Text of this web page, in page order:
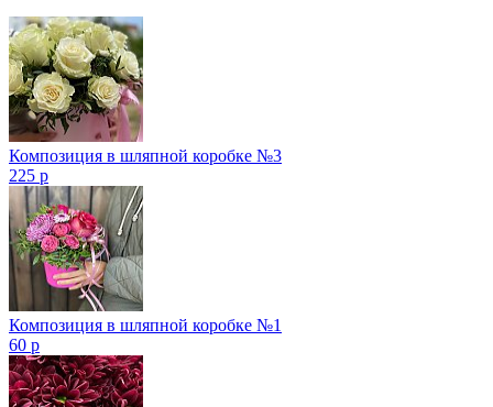
Композиция в шляпной коробке №3
225 р
Композиция в шляпной коробке №1
60 р